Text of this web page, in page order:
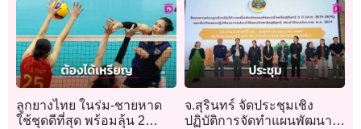
ลูกยางไทย ในร่ม-ชายหาด
ใช้ชุดดีที่สุด พร้อมลุ้น 2
จ.สุรินทร์ จัดประชุมเชิง
ปฏิบัติการจัดทำแผนพัฒนา